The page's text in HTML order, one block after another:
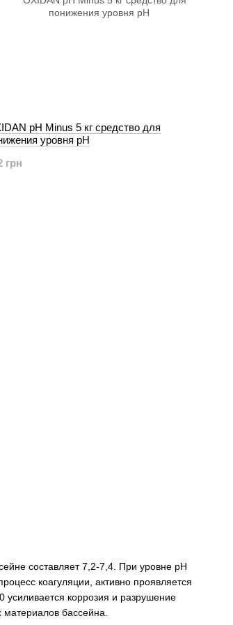
составляет 7,2-7,4. При уровне рН
коагуляции, активно проявляется
усиливается коррозия и разрушение
бассейна.
pH Minus 5 кг средство для
уровня рН
грн